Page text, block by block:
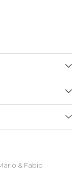
& Fabio